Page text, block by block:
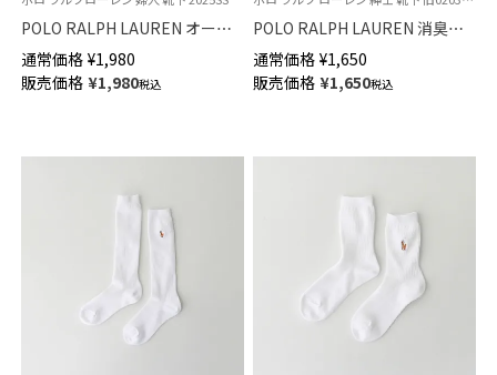
POLO RALPH LAUREN オーガ
ニックコットン混 デニムベア
ポロベア クルー丈 ソックス レ
ディース 03207241
通常価格 ¥1,980
販売価格 ¥1,980税込
POLO RALPH LAUREN 消臭加
工 ワンポイント刺繍 リブ ショ
ート丈 メンズ ソックス【23-
25cm】 【25-27cm】【27-29cm】
通常価格 ¥1,650
販売価格 ¥1,650税込